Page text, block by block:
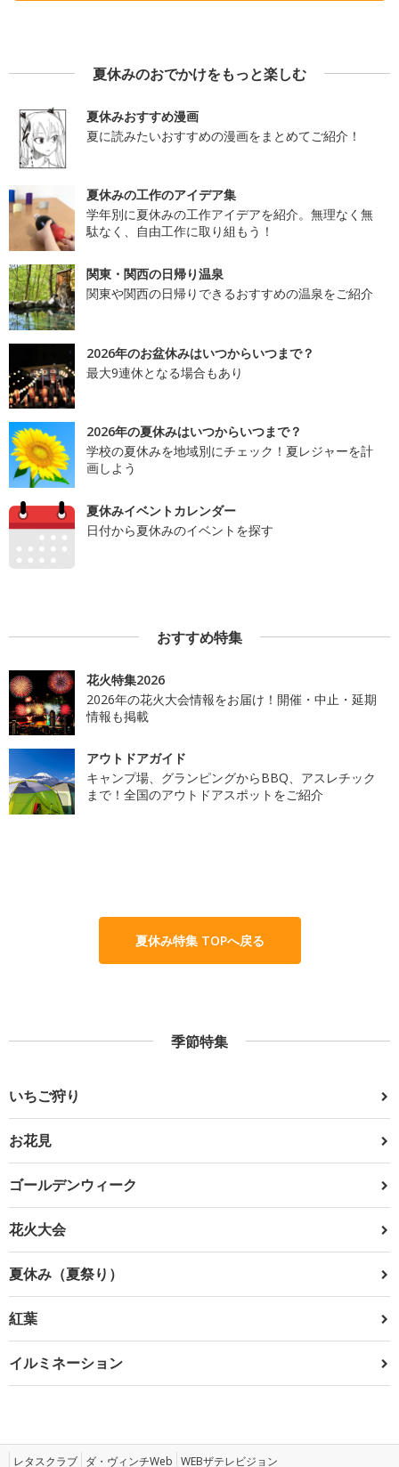
夏休みのおでかけをもっと楽しむ
夏休みおすすめ漫画
夏に読みたいおすすめの漫画をまとめてご紹介！
夏休みの工作のアイデア集
学年別に夏休みの工作アイデアを紹介。無理なく無
駄なく、自由工作に取り組もう！
関東・関西の日帰り温泉
関東や関西の日帰りできるおすすめの温泉をご紹介
2026年のお盆休みはいつからいつまで？
最大9連休となる場合もあり
2026年の夏休みはいつからいつまで？
学校の夏休みを地域別にチェック！夏レジャーを計
画しよう
夏休みイベントカレンダー
日付から夏休みのイベントを探す
おすすめ特集
花火特集2026
2026年の花火大会情報をお届け！開催・中止・延期
情報も掲載
アウトドアガイド
キャンプ場、グランピングからBBQ、アスレチック
まで！全国のアウトドアスポットをご紹介
夏休み特集 TOPへ戻る
季節特集
いちご狩り
お花見
ゴールデンウィーク
花火大会
夏休み（夏祭り）
紅葉
イルミネーション
レタスクラブ ダ・ヴィンチWeb WEBザテレビジョン